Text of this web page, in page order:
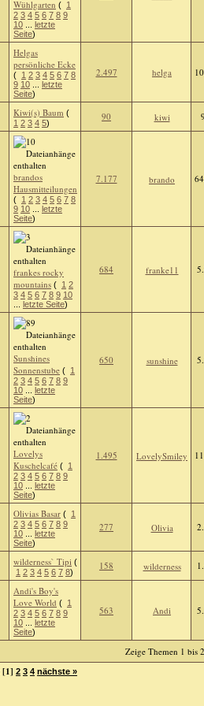
Wühlgarten ( 1
2 3 4 5 6 7 8 9
10
letzte
Seite)
Helgas
persönliche Ecke
( 1 2 3 4 5 6 7 8
9 10
letzte
Seite)
2.497 helga
Kiwi(s) Baum (
1 2 3 4 5)
90 kiwi
brandos
Hausmitteilungen
( 1 2 3 4 5 6 7 8
9 10
letzte
Seite)
7.177 brando
frankes rocky
mountains ( 1 2
3 4 5 6 7 8 9 10
letzte Seite)
684 franke11
Sunshines
Sonnenstube ( 1
2 3 4 5 6 7 8 9
10
letzte
Seite)
650 sunshine
Lovelys
Kuschelcafé ( 1
2 3 4 5 6 7 8 9
10
letzte
Seite)
1.495 LovelySmiley
Olivias Basar ( 1
2 3 4 5 6 7 8 9
10
letzte
Seite)
277 Olivia
wilderness` Tipi (
1 2 3 4 5 6 7 8)
158 wilderness
Andi's Boy's
Love World ( 1
2 3 4 5 6 7 8 9
10
letzte
Seite)
563 Andi
Zeige Themen 1 bis
[1] 2 3 4 nächste »